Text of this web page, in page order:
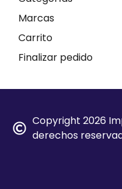
Marcas
Carrito
Finalizar pedido
Copyright 2026
derechos